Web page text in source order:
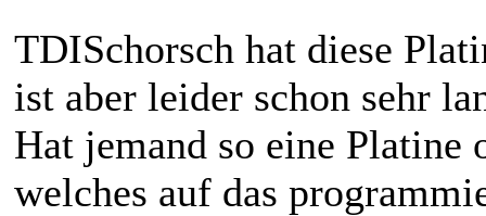
TDISchorsch hat diese
ist aber leider schon sehr
Hat jemand so eine Platine
welches auf das